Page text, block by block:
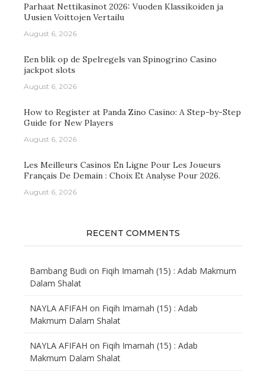
Parhaat Nettikasinot 2026: Vuoden Klassikoiden ja
Uusien Voittojen Vertailu
August 6, 2026
Een blik op de Spelregels van Spinogrino Casino
jackpot slots
August 6, 2026
How to Register at Panda Zino Casino: A Step-by-Step
Guide for New Players
August 6, 2026
Les Meilleurs Casinos En Ligne Pour Les Joueurs
Français De Demain : Choix Et Analyse Pour 2026.
August 6, 2026
RECENT COMMENTS
Bambang Budi on Fiqih Imamah (15) : Adab Makmum
Dalam Shalat
NAYLA AFIFAH on Fiqih Imamah (15) : Adab
Makmum Dalam Shalat
NAYLA AFIFAH on Fiqih Imamah (15) : Adab
Makmum Dalam Shalat